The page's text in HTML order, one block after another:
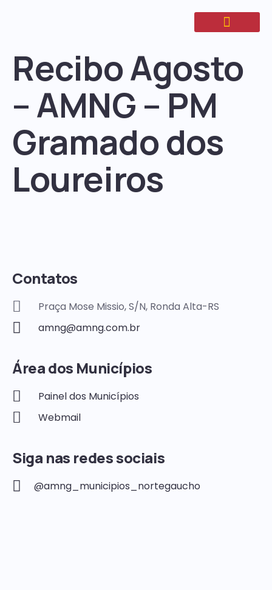
Recibo Agosto
– AMNG – PM
Gramado dos
Loureiros
Contatos
Praça Mose Missio, S/N, Ronda Alta-RS
amng@amng.com.br
Área dos Municípios
Painel dos Municípios
Webmail
Siga nas redes sociais
@amng_municipios_nortegaucho